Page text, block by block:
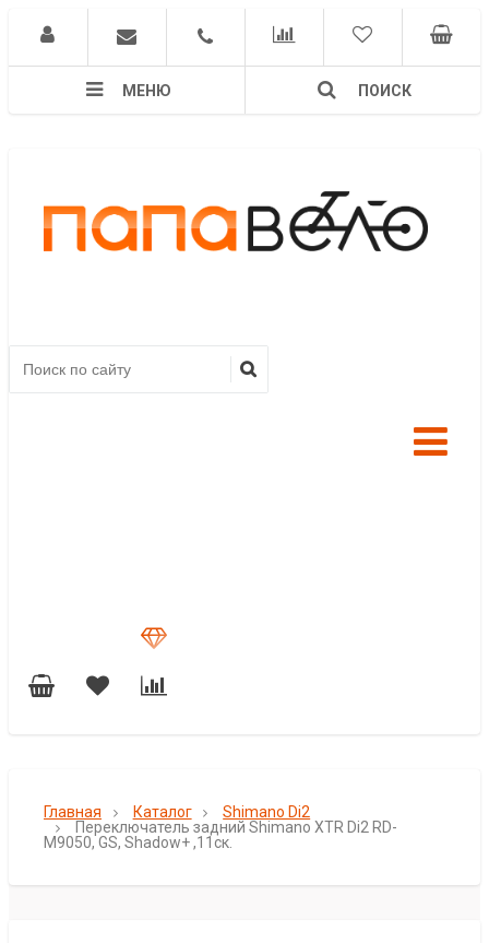
МЕНЮ ПОИСК
Главная Каталог
Shimano Di2
Переключатель задний Shimano XTR Di2 RD-
M9050, GS, Shadow+ ,11ск.